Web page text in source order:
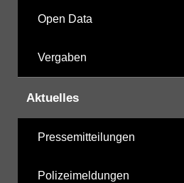
Open Data
Vergaben
Aktuelles
Pressemitteilungen
Polizeimeldungen